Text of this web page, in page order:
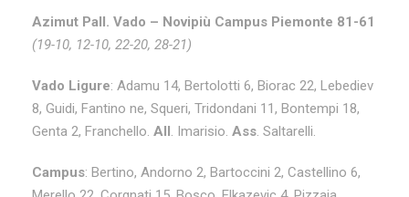
Azimut Pall. Vado – Novipiù Campus Piemonte 81-61
(19-10, 12-10, 22-20, 28-21)
Vado Ligure: Adamu 14, Bertolotti 6, Biorac 22, Lebediev
8, Guidi, Fantino ne, Squeri, Tridondani 11, Bontempi 18,
Genta 2, Franchello. All. Imarisio. Ass. Saltarelli.
Campus: Bertino, Andorno 2, Bartoccini 2, Castellino 6,